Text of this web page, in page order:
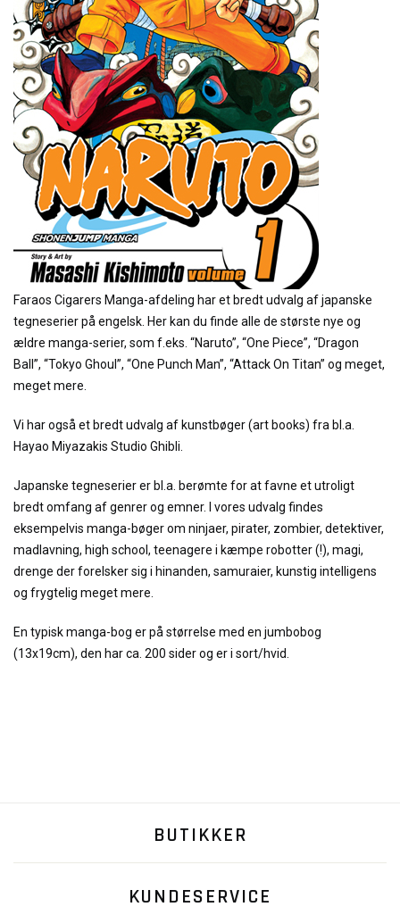
Faraos Cigarers Manga-afdeling har et bredt udvalg af japanske
tegneserier på engelsk. Her kan du finde alle de største nye og
ældre manga-serier, som f.eks. “Naruto”, “One Piece”, “Dragon
Ball”, “Tokyo Ghoul”, “One Punch Man”, “Attack On Titan” og meget,
meget mere.
Vi har også et bredt udvalg af kunstbøger (art books) fra bl.a.
Hayao Miyazakis Studio Ghibli.
Japanske tegneserier er bl.a. berømte for at favne et utroligt
bredt omfang af genrer og emner. I vores udvalg findes
eksempelvis manga-bøger om ninjaer, pirater, zombier, detektiver,
madlavning, high school, teenagere i kæmpe robotter (!), magi,
drenge der forelsker sig i hinanden, samuraier, kunstig intelligens
og frygtelig meget mere.
En typisk manga-bog er på størrelse med en jumbobog
(13x19cm), den har ca. 200 sider og er i sort/hvid.
BUTIKKER
KUNDESERVICE